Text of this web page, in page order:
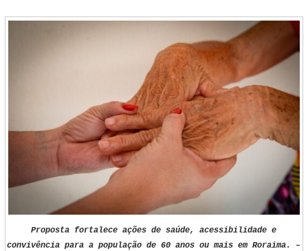
Proposta fortalece ações de saúde, acessibilidade e
convivência para a população de 60 anos ou mais em Roraima. –